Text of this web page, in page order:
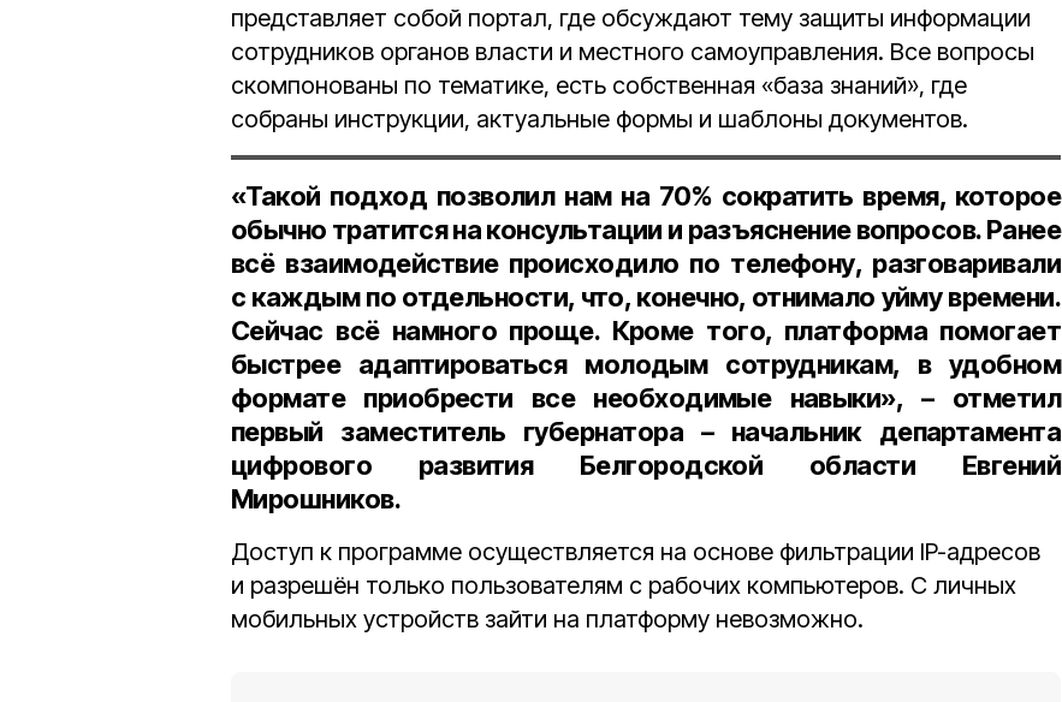
представляет собой портал, где обсуждают тему защиты информации
сотрудников органов власти и местного самоуправления. Все вопросы
скомпонованы по тематике, есть собственная «база знаний», где
собраны инструкции, актуальные формы и шаблоны документов.
«Такой подход позволил нам на 70% сократить время, которое
обычно тратится на консультации и разъяснение вопросов. Ранее
всё взаимодействие происходило по телефону, разговаривали
с каждым по отдельности, что, конечно, отнимало уйму времени.
Сейчас всё намного проще. Кроме того, платформа помогает
быстрее адаптироваться молодым сотрудникам, в удобном
формате приобрести все необходимые навыки», – отметил
первый заместитель губернатора – начальник департамента
цифрового развития Белгородской области Евгений
Мирошников.
Доступ к программе осуществляется на основе фильтрации IP-адресов
и разрешён только пользователям с рабочих компьютеров. С личных
мобильных устройств зайти на платформу невозможно.